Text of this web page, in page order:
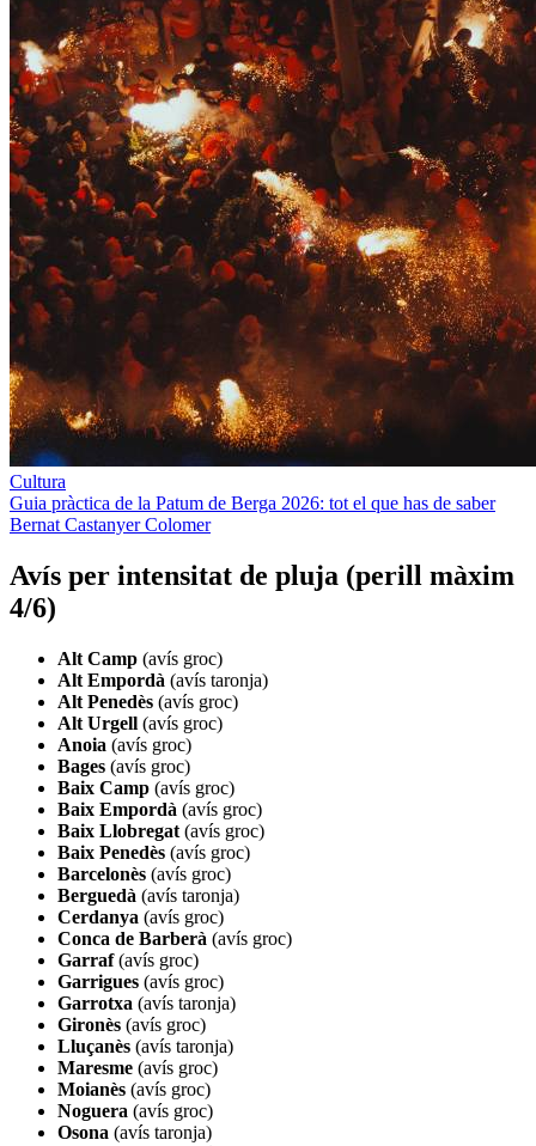
Cultura
Guia pràctica de la Patum de Berga 2026: tot el que has de saber
Bernat Castanyer Colomer
Avís per intensitat de pluja (perill màxim
4/6)
Alt Camp (avís groc)
Alt Empordà (avís taronja)
Alt Penedès (avís groc)
Alt Urgell (avís groc)
Anoia (avís groc)
Bages (avís groc)
Baix Camp (avís groc)
Baix Empordà (avís groc)
Baix Llobregat (avís groc)
Baix Penedès (avís groc)
Barcelonès (avís groc)
Berguedà (avís taronja)
Cerdanya (avís groc)
Conca de Barberà (avís groc)
Garraf(avís groc)
Garrigues (avís groc)
Garrotxa (avís taronja)
Gironès (avís groc)
Lluçanès (avís taronja)
Maresme (avís groc)
Moianès (avís groc)
Noguera (avís groc)
Osona (avís taronja)